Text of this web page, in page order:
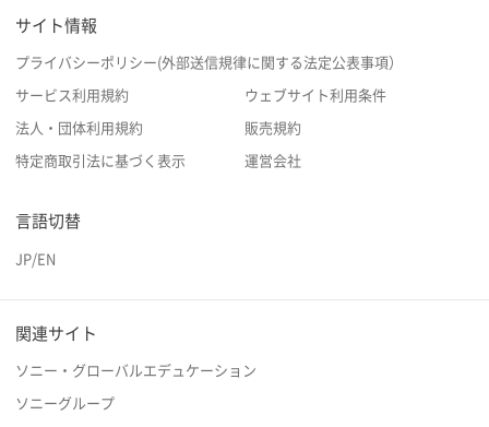
サイト情報
プライバシーポリシー(外部送信規律に関する法定公表事項）
サービス利用規約 ウェブサイト利用条件
法人・団体利用規約 販売規約
特定商取引法に基づく表示 運営会社
言語切替
JP/EN
関連サイト
ソニー・グローバルエデュケーション
ソニーグループ